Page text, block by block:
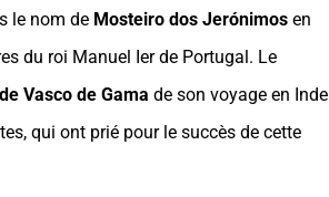
le nom de Mosteiro dos Jerónimos en
du roi Manuel Ier de Portugal. Le
Vasco de Gama de son voyage en Inde
qui ont prié pour le succès de cette